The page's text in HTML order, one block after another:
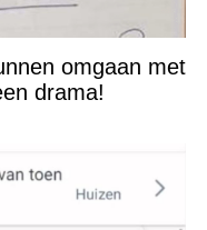
omgaan met
drama!